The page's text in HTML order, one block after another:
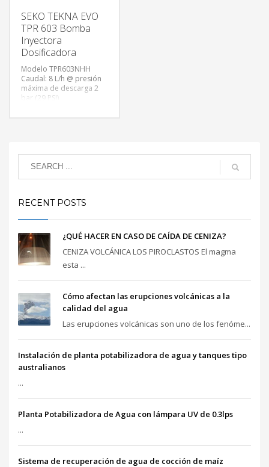
* Caudal máximo:
6.0l/h @ 7 bar (105,5
PSI) ó 13l/h @ 0 bar
SEKO TEKNA EVO
TPR 603 Bomba
Inyectora
Dosificadora
Modelo TPR603NHH
Caudal: 8 L/h @ presión
máxima de descarga 2
bar (29 PSI)
Consumo: 15 W.
RECENT POSTS
¿QUÉ HACER EN CASO DE CAÍDA DE CENIZA?
CENIZA VOLCÁNICA LOS PIROCLASTOS El magma
esta ...
Cómo afectan las erupciones volcánicas a la
calidad del agua
Las erupciones volcánicas son uno de los fenóme...
Instalación de planta potabilizadora de agua y tanques tipo
australianos
...
Planta Potabilizadora de Agua con lámpara UV de 0.3lps
...
Sistema de recuperación de agua de cocción de maíz